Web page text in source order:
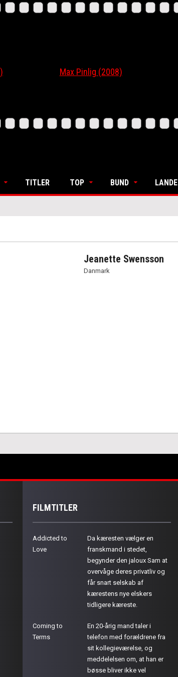
Max Pinlig (2008)
TITLER TOP BUND LANDE
Jeanette Swensson
Danmark
FILMTITLER
Addicted to
Love
Da kæresten vælger en
franskmand i stedet,
begynder den jaloux Sam at
overvåge deres privatliv og
får snart selskab af
kærestens nye elskers
tidligere kæreste.
Coming to
Terms
En 20-årig mand taler i
telefon med forældrene fra
sit kollegieværelse, og
meddelelsen om, at han er
bøsse bliver ikke vel